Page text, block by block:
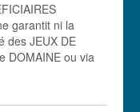
garantit ni la
des JEUX DE
DOMAINE ou via